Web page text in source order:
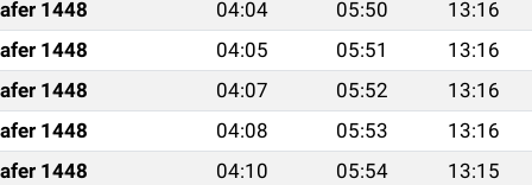
1448 04:04 05:50
13:16
1448
04:05 05:51
13:16
1448
04:07 05:52
13:16
1448
04:08 05:53
13:16
1448
04:10 05:54
13:15